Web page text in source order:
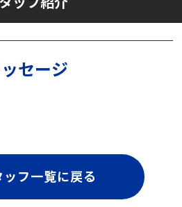
セージ
ッフ一覧に戻る